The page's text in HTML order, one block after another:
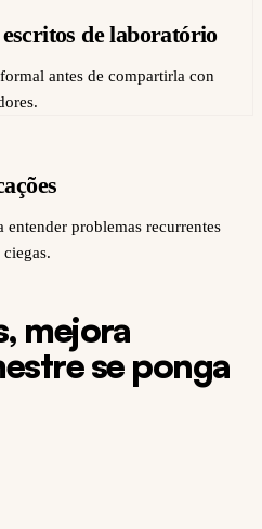
de laboratório
antes de compartirla con
entender problemas recurrentes
mejora
se ponga